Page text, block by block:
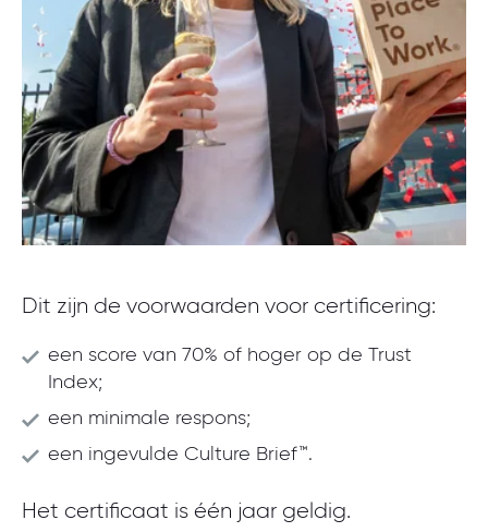
Dit zijn de voorwaarden voor certificering:
een score van 70% of hoger op de Trust
Index;
een minimale respons;
een ingevulde Culture Brief™.
Het certificaat is één jaar geldig.